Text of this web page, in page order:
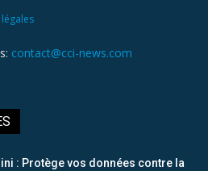
contact@cci-news.com
: Protège vos données contre la